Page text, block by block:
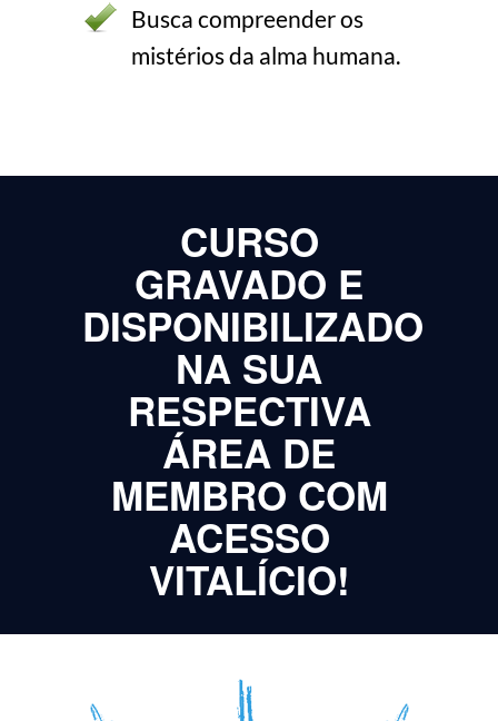
Busca compreender os
mistérios da alma humana.
CURSO
GRAVADO E
DISPONIBILIZADO
NA SUA
RESPECTIVA
ÁREA DE
MEMBRO COM
ACESSO
VITALÍCIO!